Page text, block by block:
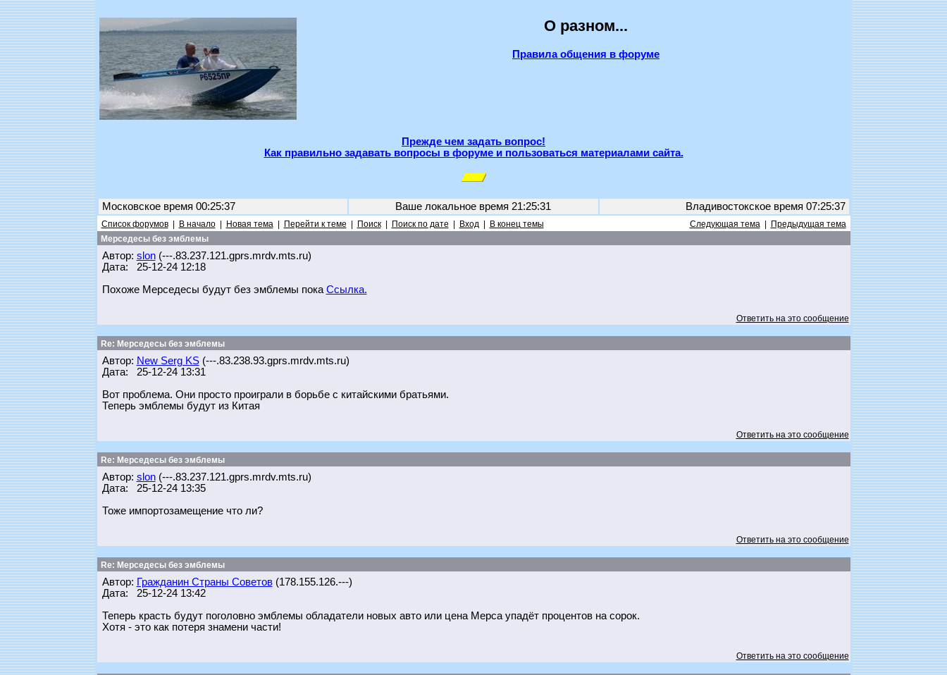
О разном...
Правила общения в форуме
Прежде чем задать вопрос!
Как правильно задавать вопросы в форуме и пользоваться материалами сайта.
Московское время 00:25:37 Ваше локальное время 21:25:31 Владивостокское время 07:25:37
Список форумов| В начало| Новая тема| Перейти к теме Поиск| Поиск по дате Вход| В конец темы Следующая тема|
Предыдущая тема
Мерседесы без эмблемы
Автор: slon(---.83.237.121.gprs.mrdv.mts.ru)
Дата: 25-12-24 12:18
Похоже Мерседесы будут без эмблемы пока Ссылка.
Ответить на это сообщение
Re: Мерседесы без эмблемы
Автор: New Serg KS(---.83.238.93.gprs.mrdv.mts.ru)
Дата: 25-12-24 13:31
Вот проблема. Они просто проиграли в борьбе с китайскими братьями.
Теперь эмблемы будут из Китая
Ответить на это сообщение
Re: Мерседесы без эмблемы
Автор: slon(---.83.237.121.gprs.mrdv.mts.ru)
Дата: 25-12-24 13:35
Тоже импортозамещение что ли?
Ответить на это сообщение
Re: Мерседесы без эмблемы
Автор: Гражданин Страны Советов(178.155.126.---)
Дата: 25-12-24 13:42
Теперь красть будут поголовно эмблемы обладатели новых авто или цена Мерса упадёт процентов на сорок.
Хотя - это как потеря знамени части!
Ответить на это сообщение